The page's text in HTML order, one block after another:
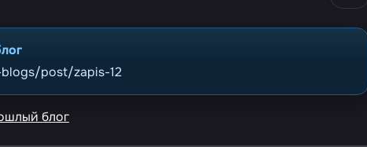
post/zapis-12
блог